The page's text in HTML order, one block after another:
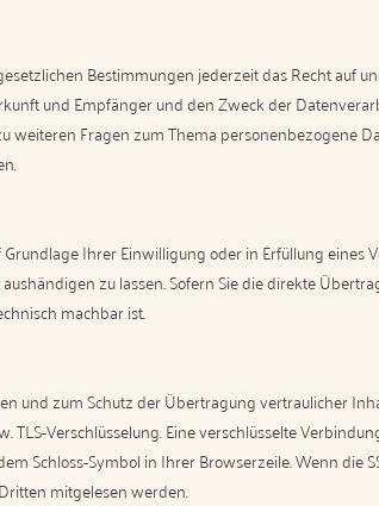
Bestimmungen jederzeit das Recht auf
und Empfänger und den Zweck der
weiteren Fragen zum Thema personenbezogene
Grundlage Ihrer Einwilligung oder in Erfüllung
zu lassen. Sofern Sie die direkte
machbar ist.
und zum Schutz der Übertragung vertraulicher
TLS-Verschlüsselung. Eine verschlüsselte
Schloss-Symbol in Ihrer Browserzeile. Wenn die
mitgelesen werden.